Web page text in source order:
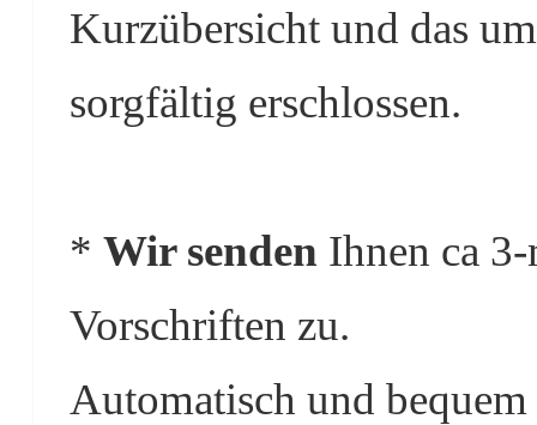
Kurzübersicht und das
sorgfältig erschlossen.
* Wir senden Ihnen ca
Vorschriften zu.
Automatisch und